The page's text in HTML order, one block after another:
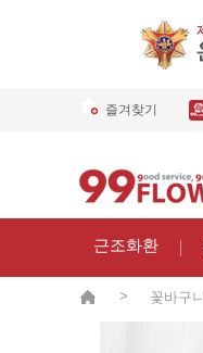
즐겨찾기
근조화환
> 꽃바구니